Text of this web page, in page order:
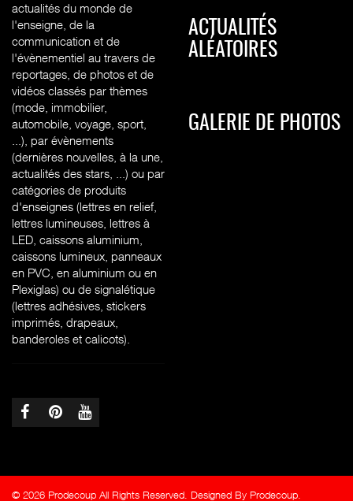
actualités du monde de
l'enseigne, de la
communication et de
l'évènementiel au travers de
reportages, de photos et de
vidéos classés par thèmes
(mode, immobilier,
automobile, voyage, sport,
...), par évènements
(dernières nouvelles, à la une,
actualités des stars, ...) ou par
catégories de produits
d'enseignes (lettres en relief,
lettres lumineuses, lettres à
LED, caissons aluminium,
caissons lumineux, panneaux
en PVC, en aluminium ou en
Plexiglas) ou de signalétique
(lettres adhésives, stickers
imprimés, drapeaux,
banderoles et calicots).
ACTUALITÉS
ALÉATOIRES
GALERIE DE PHOTOS
© 2026 Prodecoup All Rights Reserved. Designed By Prodecoup.